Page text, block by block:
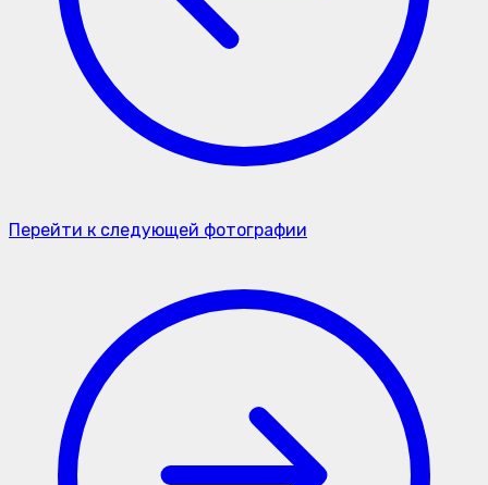
Перейти к следующей фотографии